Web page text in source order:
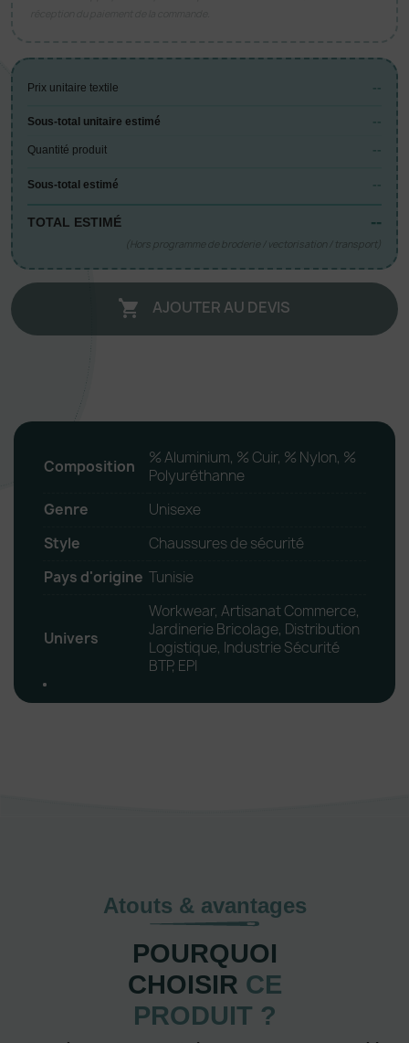
Prix unitaire textile --
Sous-total unitaire estimé --
Quantité produit --
Sous-total estimé --
TOTAL ESTIMÉ --
(Hors programme de broderie / vectorisation / transport)
 AJOUTER AU DEVIS
Composition
% Aluminium, % Cuir, % Nylon, %
Polyuréthanne
Genre
Unisexe
Style
Chaussures de sécurité
Pays d'origine Tunisie
Univers
Workwear, Artisanat Commerce,
Jardinerie Bricolage, Distribution
Logistique, Industrie Sécurité
BTP, EPI
Atouts & avantages
POURQUOI
CHOISIR CE
PRODUIT ?